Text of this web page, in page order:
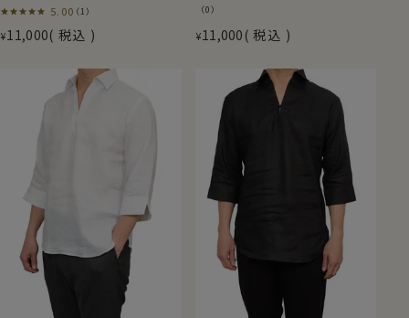
5.00 （1）
¥11,000 税込
（0）
¥11,000 税込